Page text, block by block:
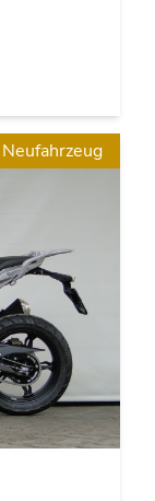
Neufahrzeug